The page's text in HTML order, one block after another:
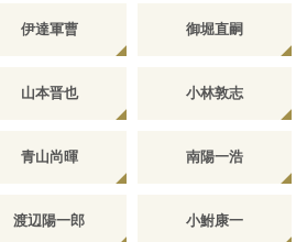
伊達軍曹 御堀直嗣
山本晋也 小林敦志
青山尚暉 南陽一浩
渡辺陽一郎 小鮒康一